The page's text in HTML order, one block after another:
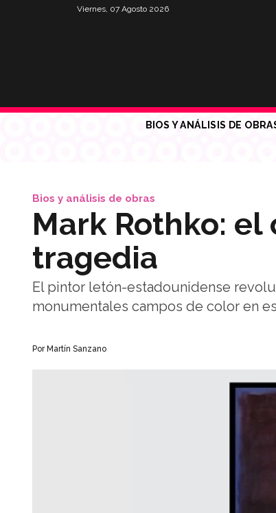
Viernes, 07 Agosto 2026
BIOS Y ANÁLISIS DE
Bios y análisis de obras
Mark Rothko:
tragedia
El pintor letón-estadounidense
monumentales campos de color en
Por Martín Sanzano